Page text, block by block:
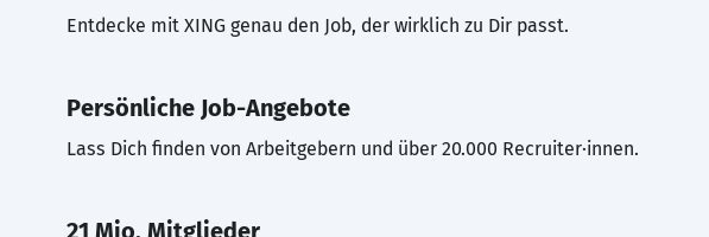
Entdecke mit XING genau den Job, der wirklich zu Dir passt.
Persönliche Job-Angebote
Lass Dich finden von Arbeitgebern und über 20.000 Recruiter·innen.
21 Mio. Mitglieder